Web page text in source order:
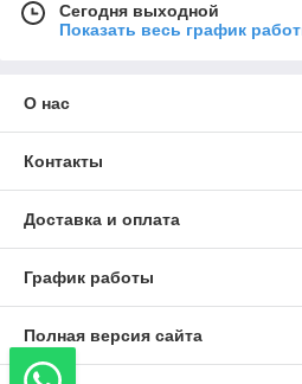
Сегодня выходной
Показать весь график
О нас
Контакты
Доставка и оплата
График работы
Полная версия сайта